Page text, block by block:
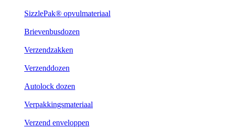
SizzlePak® opvulmateriaal
Brievenbusdozen
Verzendzakken
Verzenddozen
Autolock dozen
Verpakkingsmateriaal
Verzend enveloppen